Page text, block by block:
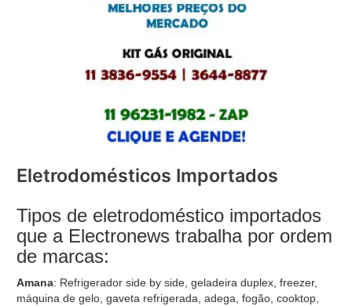
Eletrodomésticos Importados
Tipos de eletrodoméstico importados
que a Electronews trabalha por ordem
de marcas:
Amana: Refrigerador side by side, geladeira duplex, freezer,
máquina de gelo, gaveta refrigerada, adega, fogão, cooktop,